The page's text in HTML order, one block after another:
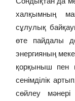
халқымның
сұлулық
өте пайдалы
энергияның
қорқыныш пен
сенімділік
сөйлеу